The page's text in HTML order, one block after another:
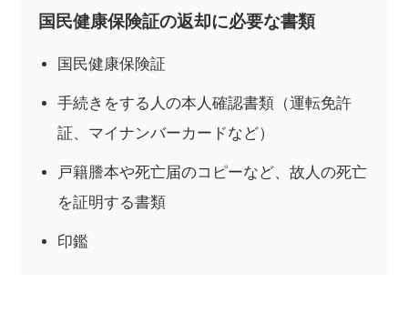
国民健康保険証の返却に必要な書類
国民健康保険証
手続きをする人の本人確認書類（運転免許
証、マイナンバーカードなど）
戸籍謄本や死亡届のコピーなど、故人の死亡
を証明する書類
印鑑